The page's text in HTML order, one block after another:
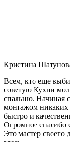
Кристина
Всем, кто еще
советую Кухни
спальню. Начиная
монтажом никаких
быстро и
Огромное спасибо
Это мастер своего